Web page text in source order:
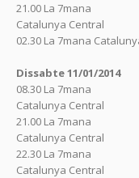
21.00 La 7mana
Catalunya Central
02.30 La 7mana
Dissabte 11/01/2014
08.30 La 7mana
Catalunya Central
21.00 La 7mana
Catalunya Central
22.30 La 7mana
Catalunya Central